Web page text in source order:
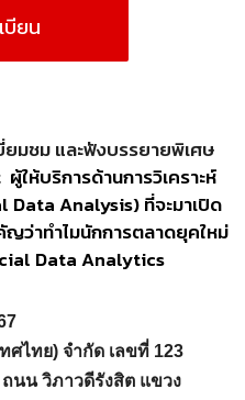
บียน
ยมชม และฟังบรรยายพิเศษ
ผู้ให้บริการด้านการวิเคราะห์
Data Analysis) ที่จะมาเปิด
ว่าทำไมนักการตลาดยุคใหม่
Data Analytics
ศไทย) จำกัด เลขที่ 123
นน วิภาวดีรังสิต แขวง